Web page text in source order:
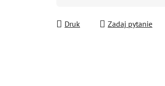
Druk
Zadaj pytanie